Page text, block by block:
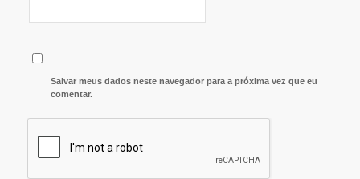
Salvar meus dados neste navegador para a próxima vez que eu
comentar.